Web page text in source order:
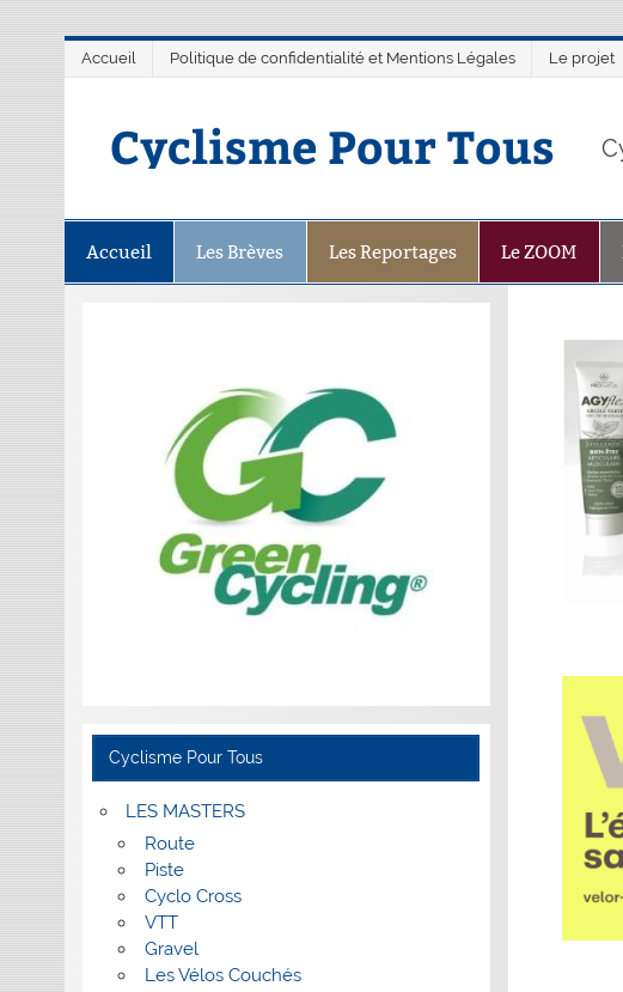
Accueil Politique de confidentialité et Mentions Légales Le projet
Cyclisme Pour Tous
Accueil Les Brèves Les Reportages Le ZOOM
Cyclisme Pour Tous
LES MASTERS
Route
Piste
Cyclo Cross
VTT
Gravel
Les Vélos Couchés